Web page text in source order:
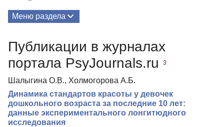
Меню раздела
Медиа-материалы
Публикации в журналах
портала PsyJournals.ru
3
Шалыгина О.В., Холмогорова А.Б.
Динамика стандартов красоты у девочек
дошкольного возраста за последние 10 лет:
данные экспериментального лонгитюдного
исследования